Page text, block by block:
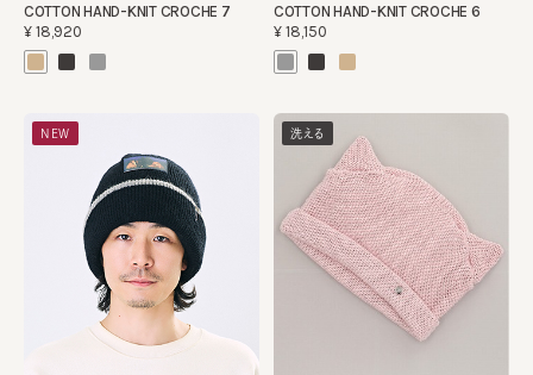
COTTON HAND-KNIT CROCHE 7
¥18,920
COTTON HAND-KNIT CROCHE 6
¥18,150
NEW 洗える